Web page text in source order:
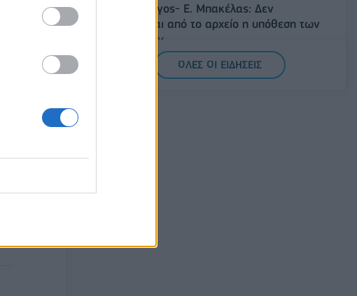
Άρειος Πάγος- Ε. Μπακέλας: Δεν
ανασύρεται από το αρχείο η υπόθεση των
υποκλοπών
07/08/2026 - 14:11
ΟΛΕΣ ΟΙ ΕΙΔΗΣΕΙΣ